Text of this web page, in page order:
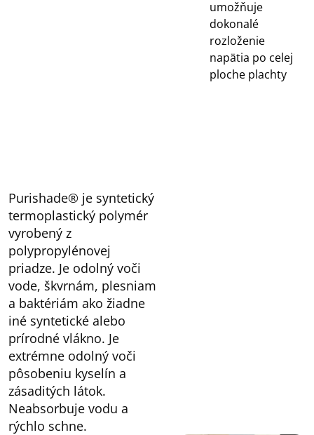
umožňuje
dokonalé
rozloženie
napätia po celej
ploche plachty
Purishade® je syntetický
termoplastický polymér
vyrobený z
polypropylénovej
priadze. Je odolný voči
vode, škvrnám, plesniam
a baktériám ako žiadne
iné syntetické alebo
prírodné vlákno. Je
extrémne odolný voči
pôsobeniu kyselín a
zásaditých látok.
Neabsorbuje vodu a
rýchlo schne.